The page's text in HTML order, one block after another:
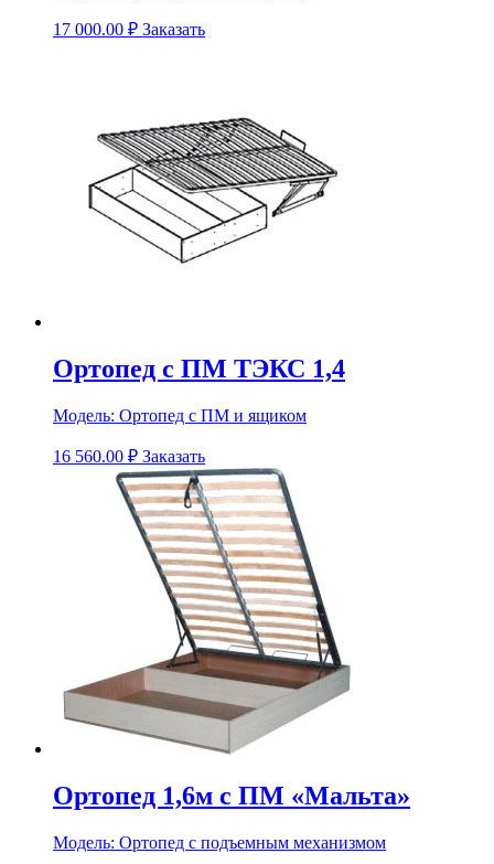
17 000.00 ₽ Заказать
Ортопед с ПМ ТЭКС 1,4
Модель: Ортопед с ПМ и ящиком
16 560.00 ₽ Заказать
Ортопед 1,6м с ПМ «Мальта»
Модель: Ортопед с подъемным механизмом